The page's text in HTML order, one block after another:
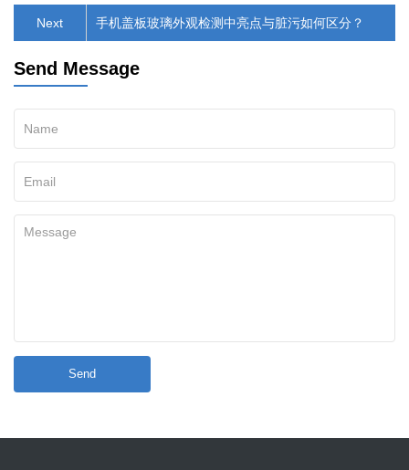
手机盖板玻璃外观检测中亮点与脏污如何区分？
Next
Send Message
Send